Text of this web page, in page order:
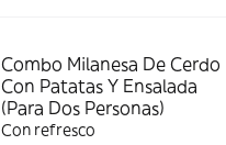
Combo Milanesa De Cerdo
Con Patatas Y Ensalada
(Para Dos Personas)
Con refresco